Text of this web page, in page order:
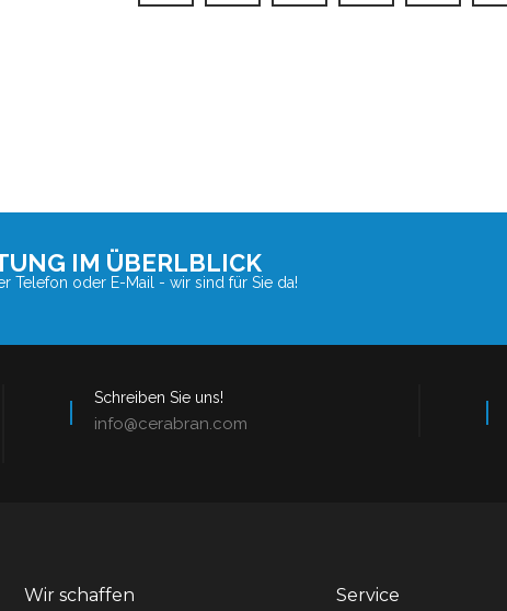
IM ÜBERLBLICK
Telefon oder E-Mail - wir sind für Sie da!
Schreiben Sie uns!
info@cerabran.com
Wir schaffen Service